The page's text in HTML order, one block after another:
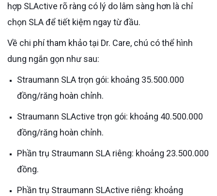
hợp SLActive rõ ràng có lý do lâm sàng hơn là chỉ
chọn SLA để tiết kiệm ngay từ đầu.
Về chi phí tham khảo tại Dr. Care, chú có thể hình
dung ngắn gọn như sau:
Straumann SLA trọn gói: khoảng 35.500.000
đồng/răng hoàn chỉnh.
Straumann SLActive trọn gói: khoảng 40.500.000
đồng/răng hoàn chỉnh.
Phần trụ Straumann SLA riêng: khoảng 23.500.000
đồng.
Phần trụ Straumann SLActive riêng: khoảng